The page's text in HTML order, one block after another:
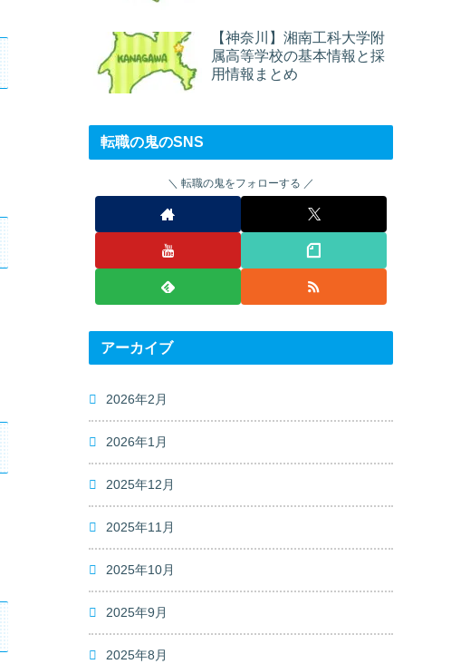
【神奈川】湘南工科大学附
属高等学校の基本情報と採
用情報まとめ
転職の鬼のSNS
転職の鬼をフォローする
アーカイブ
2026年2月
2026年1月
2025年12月
2025年11月
2025年10月
2025年9月
2025年8月